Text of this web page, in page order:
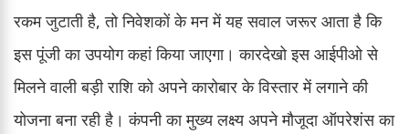
रकम जुटाती है, तो निवेशकों के मन में यह सवाल जरूर आता है कि
इस पूंजी का उपयोग कहां किया जाएगा। कारदेखो इस आईपीओ से
मिलने वाली बड़ी राशि को अपने कारोबार के विस्तार में लगाने की
योजना बना रही है। कंपनी का मुख्य लक्ष्य अपने मौजूदा ऑपरेशंस का